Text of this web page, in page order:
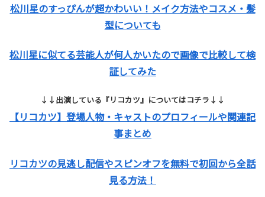
松川星のすっぴんが超かわいい！メイク方法やコスメ・髪
型についても
松川星に似てる芸能人が何人かいたので画像で比較して検
証してみた
↓↓出演している『リコカツ』についてはコチラ↓↓
【リコカツ】登場人物・キャストのプロフィールや関連記
事まとめ
リコカツの見逃し配信やスピンオフを無料で初回から全話
見る方法！